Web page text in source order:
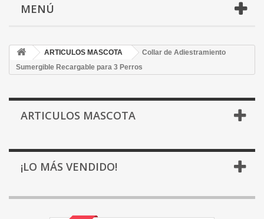
MENÚ
ARTICULOS MASCOTA
Collar de Adiestramiento
Sumergible Recargable para 3 Perros
ARTICULOS MASCOTA
¡LO MÁS VENDIDO!